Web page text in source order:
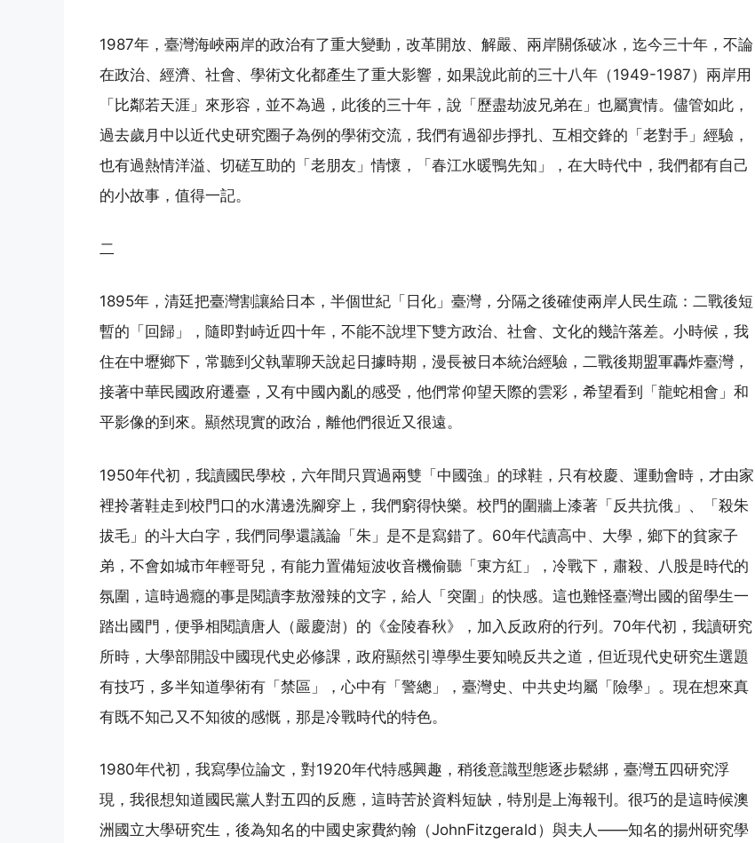
1987年，臺灣海峽兩岸的政治有了重大變動，改革開放、解嚴、兩岸關係破冰，迄今三十年，不論
在政治、經濟、社會、學術文化都產生了重大影響，如果說此前的三十八年（1949-1987）兩岸用
「比鄰若天涯」來形容，並不為過，此後的三十年，說「歷盡劫波兄弟在」也屬實情。儘管如此，
過去歲月中以近代史研究圈子為例的學術交流，我們有過卻步掙扎、互相交鋒的「老對手」經驗，
也有過熱情洋溢、切磋互助的「老朋友」情懷，「春江水暖鴨先知」，在大時代中，我們都有自己
的小故事，值得一記。
二
1895年，清廷把臺灣割讓給日本，半個世紀「日化」臺灣，分隔之後確使兩岸人民生疏：二戰後短
暫的「回歸」，隨即對峙近四十年，不能不說埋下雙方政治、社會、文化的幾許落差。小時候，我
住在中壢鄉下，常聽到父執輩聊天說起日據時期，漫長被日本統治經驗，二戰後期盟軍轟炸臺灣，
接著中華民國政府遷臺，又有中國內亂的感受，他們常仰望天際的雲彩，希望看到「龍蛇相會」和
平影像的到來。顯然現實的政治，離他們很近又很遠。
1950年代初，我讀國民學校，六年間只買過兩雙「中國強」的球鞋，只有校慶、運動會時，才由家
裡拎著鞋走到校門口的水溝邊洗腳穿上，我們窮得快樂。校門的圍牆上漆著「反共抗俄」、「殺朱
拔毛」的斗大白字，我們同學還議論「朱」是不是寫錯了。60年代讀高中、大學，鄉下的貧家子
弟，不會如城市年輕哥兒，有能力置備短波收音機偷聽「東方紅」，冷戰下，肅殺、八股是時代的
氛圍，這時過癮的事是閱讀李敖潑辣的文字，給人「突圍」的快感。這也難怪臺灣出國的留學生一
踏出國門，便爭相閱讀唐人（嚴慶澍）的《金陵春秋》，加入反政府的行列。70年代初，我讀研究
所時，大學部開設中國現代史必修課，政府顯然引導學生要知曉反共之道，但近現代史研究生選題
有技巧，多半知道學術有「禁區」，心中有「警總」，臺灣史、中共史均屬「險學」。現在想來真
有既不知己又不知彼的感慨，那是冷戰時代的特色。
1980年代初，我寫學位論文，對1920年代特感興趣，稍後意識型態逐步鬆綁，臺灣五四研究浮
現，我很想知道國民黨人對五四的反應，這時苦於資料短缺，特別是上海報刊。很巧的是這時候澳
洲國立大學研究生，後為知名的中國史家費約翰（JohnFitzgerald）與夫人——知名的揚州研究學